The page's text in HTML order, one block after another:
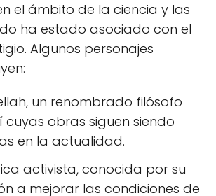
el ámbito de la ciencia y las
ha estado asociado con el
Algunos personajes
un renombrado filósofo
obras siguen siendo
en la actualidad.
activista, conocida por su
a mejorar las condiciones de